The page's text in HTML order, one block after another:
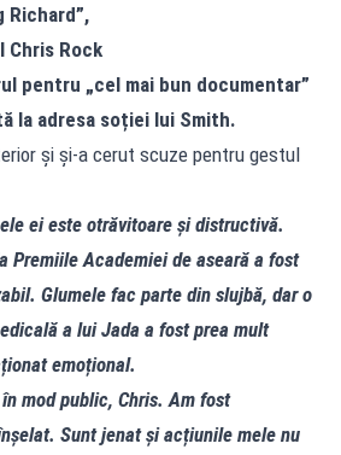
Richard”,
Chris Rock
pentru „cel mai bun documentar”
la adresa soției lui Smith.
și și-a cerut scuze pentru gestul
ei este otrăvitoare și distructivă.
Premiile Academiei de aseară a fost
Glumele fac parte din slujbă, dar o
a lui Jada a fost prea mult
emoțional.
mod public, Chris. Am fost
Sunt jenat și acțiunile mele nu